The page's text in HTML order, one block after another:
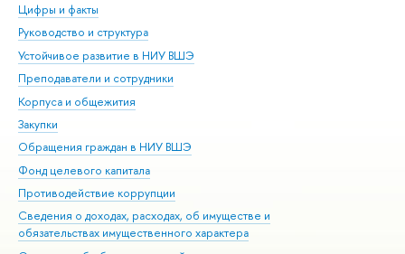
Цифры и факты
Руководство и структура
Устойчивое развитие в НИУ ВШЭ
Преподаватели и сотрудники
Корпуса и общежития
Закупки
Обращения граждан в НИУ ВШЭ
Фонд целевого капитала
Противодействие коррупции
Сведения о доходах, расходах, об имуществе и
обязательствах имущественного характера